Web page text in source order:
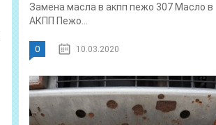
Замена масла в акпп пежо 307 Масло в
АКПП Пежо...
0 10.03.2020